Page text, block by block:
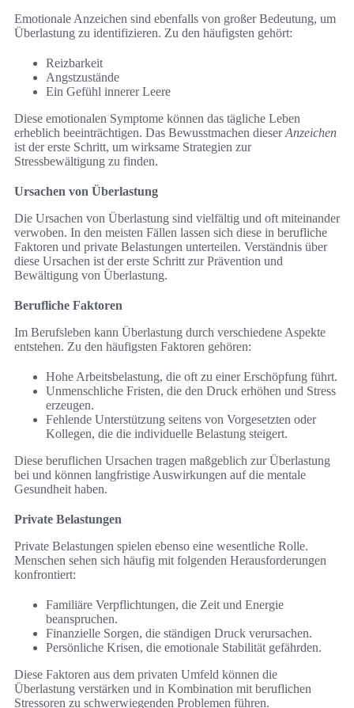
Emotionale Anzeichen sind ebenfalls von großer Bedeutung, um
Überlastung zu identifizieren. Zu den häufigsten gehört:
Reizbarkeit
Angstzustände
Ein Gefühl innerer Leere
Diese emotionalen Symptome können das tägliche Leben
erheblich beeinträchtigen. Das Bewusstmachen dieserAnzeichen
ist der erste Schritt, um wirksame Strategien zur
Stressbewältigung zu finden.
Ursachen von Überlastung
Die Ursachen von Überlastung sind vielfältig und oft miteinander
verwoben. In den meisten Fällen lassen sich diese in berufliche
Faktoren und private Belastungen unterteilen. Verständnis über
diese Ursachen ist der erste Schritt zur Prävention und
Bewältigung von Überlastung.
Berufliche Faktoren
Im Berufsleben kann Überlastung durch verschiedene Aspekte
entstehen. Zu den häufigsten Faktoren gehören:
Hohe Arbeitsbelastung, die oft zu einer Erschöpfung führt.
Unmenschliche Fristen, die den Druck erhöhen und Stress
erzeugen.
Fehlende Unterstützung seitens von Vorgesetzten oder
Kollegen, die die individuelle Belastung steigert.
Diese beruflichen Ursachen tragen maßgeblich zur Überlastung
bei und können langfristige Auswirkungen auf die mentale
Gesundheit haben.
Private Belastungen
Private Belastungen spielen ebenso eine wesentliche Rolle.
Menschen sehen sich häufig mit folgenden Herausforderungen
konfrontiert:
Familiäre Verpflichtungen, die Zeit und Energie
beanspruchen.
Finanzielle Sorgen, die ständigen Druck verursachen.
Persönliche Krisen, die emotionale Stabilität gefährden.
Diese Faktoren aus dem privaten Umfeld können die
Überlastung verstärken und in Kombination mit beruflichen
Stressoren zu schwerwiegenden Problemen führen.